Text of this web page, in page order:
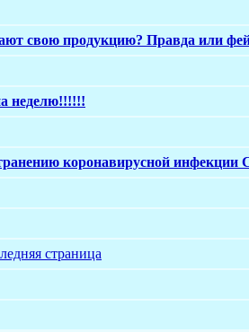
свою продукцию? Правда или
неделю!!!!!!
коронавирусной инфекции
страница